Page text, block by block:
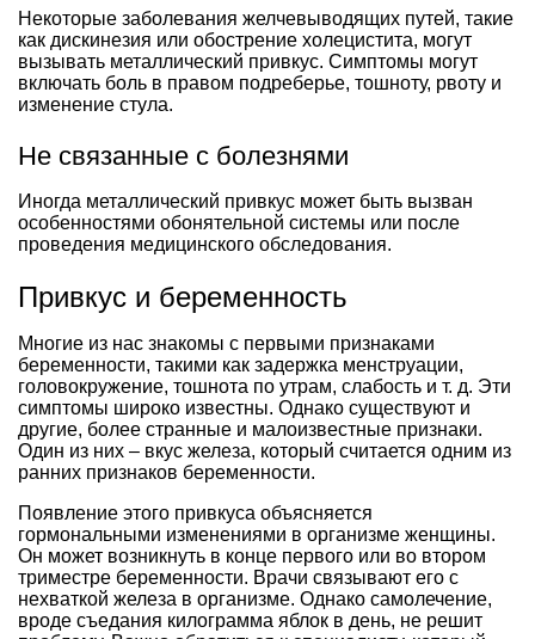
Некоторые заболевания желчевыводящих путей, такие
как дискинезия или обострение холецистита, могут
вызывать металлический привкус. Симптомы могут
включать боль в правом подреберье, тошноту, рвоту и
изменение стула.
Не связанные с болезнями
Иногда металлический привкус может быть вызван
особенностями обонятельной системы или после
проведения медицинского обследования.
Привкус и беременность
Многие из нас знакомы с первыми признаками
беременности, такими как задержка менструации,
головокружение, тошнота по утрам, слабость и т. д. Эти
симптомы широко известны. Однако существуют и
другие, более странные и малоизвестные признаки.
Один из них – вкус железа, который считается одним из
ранних признаков беременности.
Появление этого привкуса объясняется
гормональными изменениями в организме женщины.
Он может возникнуть в конце первого или во втором
триместре беременности. Врачи связывают его с
нехваткой железа в организме. Однако самолечение,
вроде съедания килограмма яблок в день, не решит